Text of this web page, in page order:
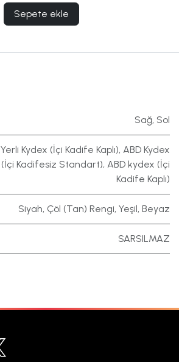
Sepete ekle
Sağ, Sol
Yerli Kydex (İçi Kadife Kaplı), ABD Kydex
(İçi Kadifesiz Standart), ABD kydex (İçi
Kadife Kaplı)
Siyah, Çöl (Tan) Rengi, Yeşil, Beyaz
SARSILMAZ